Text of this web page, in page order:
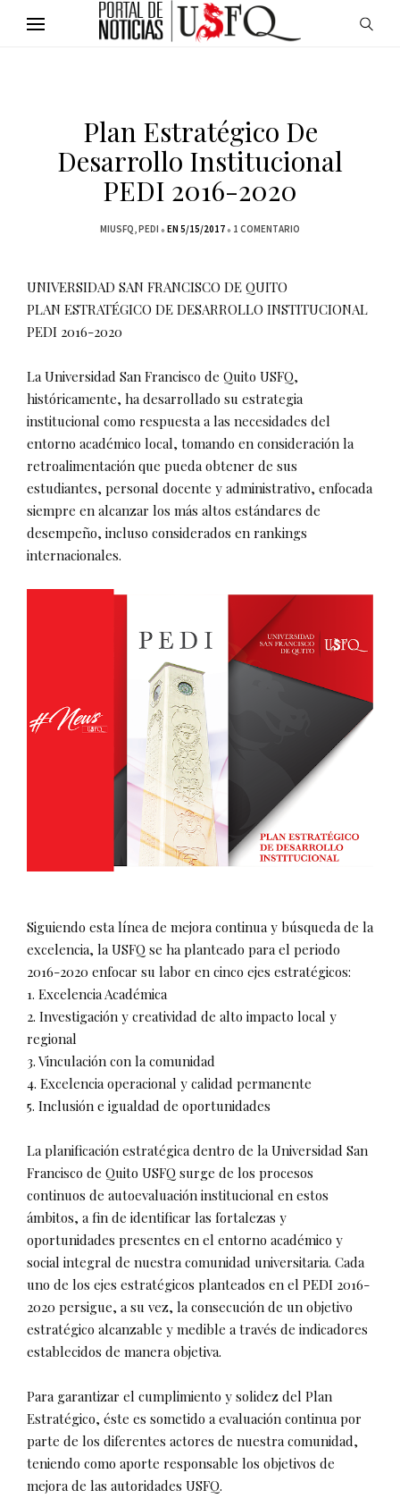
Plan Estratégico De
Desarrollo Institucional
PEDI 2016-2020
MIUSFQ PEDI EN 5/15/2017 1 COMENTARIO
UNIVERSIDAD SAN FRANCISCO DE QUITO
PLAN ESTRATÉGICO DE DESARROLLO INSTITUCIONAL
PEDI 2016-2020
La Universidad San Francisco de Quito USFQ,
históricamente, ha desarrollado su estrategia
institucional como respuesta a las necesidades del
entorno académico local, tomando en consideración la
retroalimentación que pueda obtener de sus
estudiantes, personal docente y administrativo, enfocada
siempre en alcanzar los más altos estándares de
desempeño, incluso considerados en rankings
internacionales.
Siguiendo esta línea de mejora continua y búsqueda de la
excelencia, la USFQ se ha planteado para el periodo
2016-2020 enfocar su labor en cinco ejes estratégicos:
1. Excelencia Académica
2. Investigación y creatividad de alto impacto local y
regional
3. Vinculación con la comunidad
4. Excelencia operacional y calidad permanente
5. Inclusión e igualdad de oportunidades
La planificación estratégica dentro de la Universidad San
Francisco de Quito USFQ surge de los procesos
continuos de autoevaluación institucional en estos
ámbitos, a fin de identificar las fortalezas y
oportunidades presentes en el entorno académico y
social integral de nuestra comunidad universitaria. Cada
uno de los ejes estratégicos planteados en el PEDI 2016-
2020 persigue, a su vez, la consecución de un objetivo
estratégico alcanzable y medible a través de indicadores
establecidos de manera objetiva.
Para garantizar el cumplimiento y solidez del Plan
Estratégico, éste es sometido a evaluación continua por
parte de los diferentes actores de nuestra comunidad,
teniendo como aporte responsable los objetivos de
mejora de las autoridades USFQ.